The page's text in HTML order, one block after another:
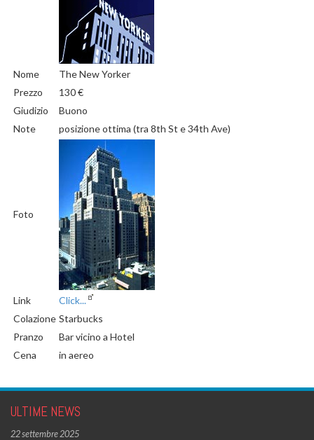
Nome
The New Yorker
Prezzo
130 €
Giudizio
Buono
Note
posizione ottima (tra 8th St e 34th Ave)
Foto
Link
Click...
Colazione Starbucks
Pranzo
Bar vicino a Hotel
Cena
in aereo
ULTIME NEWS
22 settembre 2025